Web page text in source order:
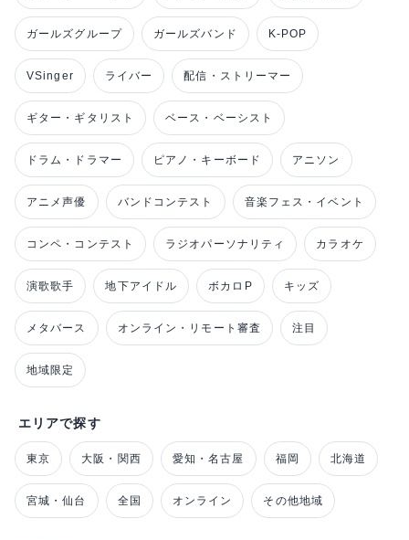
ガールズグループ ガールズバンド K-POP
VSinger ライバー 配信・ストリーマー
ギター・ギタリスト ベース・ベーシスト
ドラム・ドラマー ピアノ・キーボード アニソン
アニメ声優 バンドコンテスト 音楽フェス・イベント
コンペ・コンテスト ラジオパーソナリティ カラオケ
演歌歌手 地下アイドル ボカロP キッズ
メタバース オンライン・リモート審査 注目
地域限定
エリアで探す
東京 大阪・関西 愛知・名古屋 福岡 北海道
宮城・仙台 全国 オンライン その他地域